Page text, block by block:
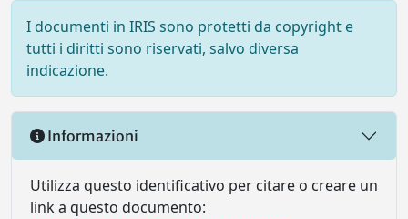
I documenti in IRIS sono protetti da copyright e
tutti i diritti sono riservati, salvo diversa
indicazione.
Informazioni
Utilizza questo identificativo per citare o creare un
link a questo documento: